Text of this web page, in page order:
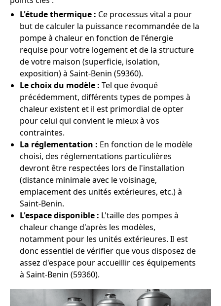
L'étude thermique : Ce processus vital a pour
but de calculer la puissance recommandée de la
pompe à chaleur en fonction de l'énergie
requise pour votre logement et de la structure
de votre maison (superficie, isolation,
exposition) à Saint-Benin (59360).
Le choix du modèle : Tel que évoqué
précédemment, différents types de pompes à
chaleur existent et il est primordial de opter
pour celui qui convient le mieux à vos
contraintes.
La réglementation : En fonction de le modèle
choisi, des réglementations particulières
devront être respectées lors de l'installation
(distance minimale avec le voisinage,
emplacement des unités extérieures, etc.) à
Saint-Benin.
L'espace disponible : L'taille des pompes à
chaleur change d'après les modèles,
notamment pour les unités extérieures. Il est
donc essentiel de vérifier que vous disposez de
assez d'espace pour accueillir ces équipements
à Saint-Benin (59360).